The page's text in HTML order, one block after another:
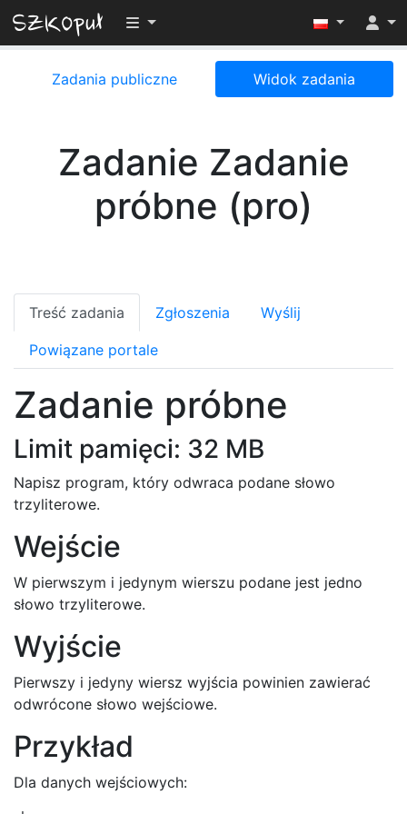
Przełącz widoczność menu
Zadania publiczne Widok zadania
Zadanie Zadanie
próbne (pro)
Treść zadania Zgłoszenia Wyślij
Powiązane portale
Zadanie próbne
Limit pamięci: 32 MB
Napisz program, który odwraca podane słowo
trzyliterowe.
Wejście
W pierwszym i jedynym wierszu podane jest jedno
słowo trzyliterowe.
Wyjście
Pierwszy i jedyny wiersz wyjścia powinien zawierać
odwrócone słowo wejściowe.
Przykład
Dla danych wejściowych: